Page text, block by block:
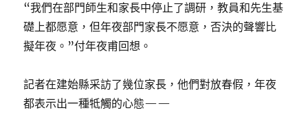
“我們在部門師生和家長中停止了調研，教員和先生基
礎上都愿意，但年夜部門家長不愿意，否決的聲響比
擬年夜。”付年夜甫回想。
記者在建始縣采訪了幾位家長，他們對放春假，年夜
都表示出一種牴觸的心態——